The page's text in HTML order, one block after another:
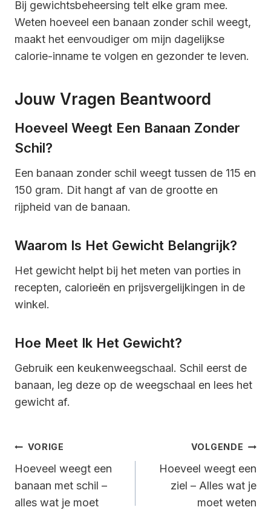
Bij gewichtsbeheersing telt elke gram mee.
Weten hoeveel een banaan zonder schil weegt,
maakt het eenvoudiger om mijn dagelijkse
calorie-inname te volgen en gezonder te leven.
Jouw Vragen Beantwoord
Hoeveel Weegt Een Banaan Zonder
Schil?
Een banaan zonder schil weegt tussen de 115 en
150 gram. Dit hangt af van de grootte en
rijpheid van de banaan.
Waarom Is Het Gewicht Belangrijk?
Het gewicht helpt bij het meten van porties in
recepten, calorieën en prijsvergelijkingen in de
winkel.
Hoe Meet Ik Het Gewicht?
Gebruik een keukenweegschaal. Schil eerst de
banaan, leg deze op de weegschaal en lees het
gewicht af.
Bericht
Navigatie
VORIGE
Hoeveel weegt een
banaan met schil –
alles wat je moet
VOLGENDE
Hoeveel weegt een
ziel – Alles wat je
moet weten